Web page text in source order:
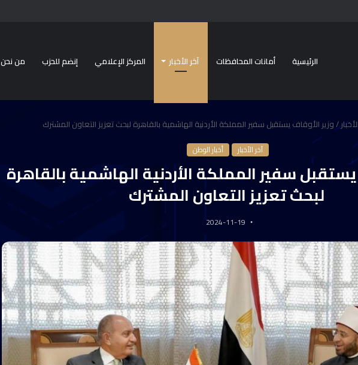
الرئيسية أمانات المحافظات آخر الأخبار المركز الإعلامي إنضم للحزب من نحن
/وزير الأوقاف يستقبل سفير المملكة الأردنية الهاشمية بالقاهرة لبحث تعزيز التعاون المشترك
آخر الأخبار أخبار الوطن
سفير المملكة الأردنية الهاشمية بالقاهرة
لبحث تعزيز التعاون المشترك
2024-11-19